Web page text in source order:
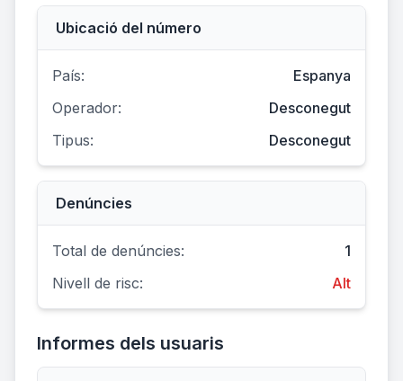
Ubicació del número
País:
Espanya
Operador:
Desconegut
Tipus:
Desconegut
Denúncies
Total de denúncies:
1
Nivell de risc:
Alt
Informes dels usuaris